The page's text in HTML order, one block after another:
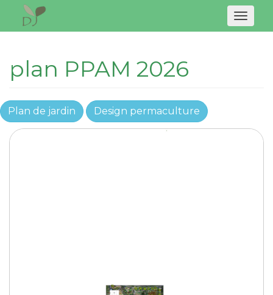
plan PPAM 2026
Plan de jardin Design permaculture